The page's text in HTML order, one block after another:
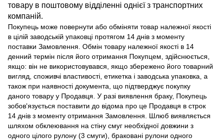
товару в поштовому відділенні однієї з транспортних
компаній.
Покупець може повернути або обміняти товар належної якості
в цілій заводській упаковці протягом 14 днів з моменту
поставки Замовлення. Обмін товару належної якості в 14
денний термін після його отримання Покупцем, здійснюється,
якщо: він не використовувався, якщо збережено його товарний
вигляд, споживчі властивості, етикетка і заводська упаковка, а
також при наявності документа, що підтверджує покупку
даного товару у Продавця. У разі виявлення браку, Покупець
зобов'язується поставити до відома про це Продавця в строк
14 днів з моменту отримання Замовлення. Шлюб виявляється
шляхом обклеювання на стіну смуг необхідної довжини з
одного цілого рулону (3 смуги), браковані рулони одного